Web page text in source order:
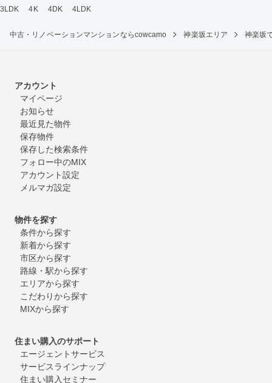
3LDK
4K 4DK 4LDK
中古・リノベーションマンションならcowcamo 神楽坂エリア 神楽坂
アカウント
マイページ
お知らせ
最近見た物件
保存物件
保存した検索条件
フォロー中のMIX
アカウント設定
メルマガ設定
物件を探す
条件から探す
新着から探す
市区から探す
路線・駅から探す
エリアから探す
こだわりから探す
MIXから探す
住まい購入のサポート
エージェントサービス
サービスラインナップ
住まい購入セミナー